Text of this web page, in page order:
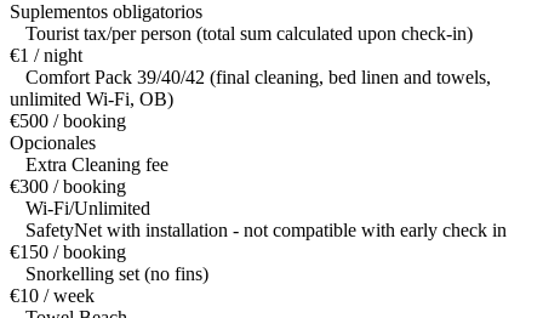
Suplementos obligatorios
Tourist tax/per person (total sum calculated upon check-in)
€1 / night
Comfort Pack 39/40/42 (final cleaning, bed linen and towels,
unlimited Wi-Fi, OB)
€500 / booking
Opcionales
Extra Cleaning fee
€300 / booking
Wi-Fi/Unlimited
SafetyNet with installation - not compatible with early check in
€150 / booking
Snorkelling set (no fins)
€10 / week